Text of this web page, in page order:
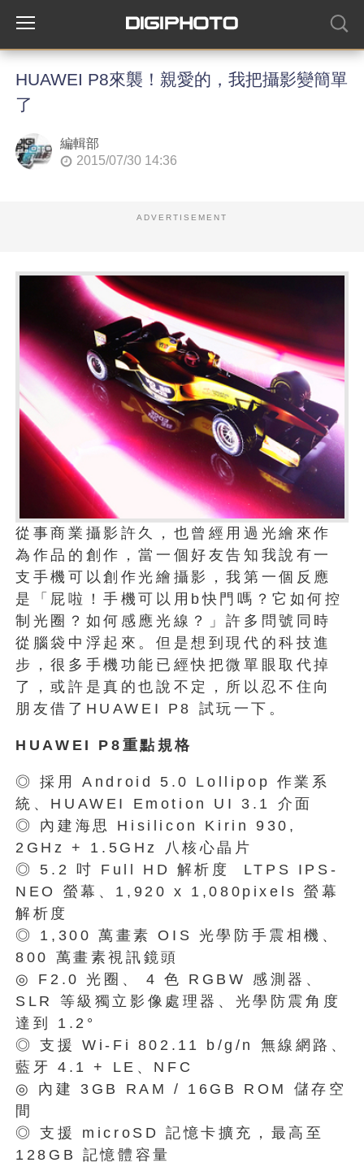
HUAWEI P8來襲！親愛的，我把攝影變簡單
了
編輯部
2015/07/30 14:36
ADVERTISEMENT
從事商業攝影許久，也曾經用過光繪來作
為作品的創作，當一個好友告知我說有一
支手機可以創作光繪攝影，我第一個反應
是「屁啦！手機可以用b快門嗎？它如何控
制光圈？如何感應光線？」許多問號同時
從腦袋中浮起來。但是想到現代的科技進
步，很多手機功能已經快把微單眼取代掉
了，或許是真的也說不定，所以忍不住向
朋友借了HUAWEI P8 試玩一下。
HUAWEI P8重點規格
◎ 採用 Android 5.0 Lollipop 作業系
統、HUAWEI Emotion UI 3.1 介面
◎ 內建海思 Hisilicon Kirin 930,
2GHz + 1.5GHz 八核心晶片
◎ 5.2 吋 Full HD 解析度 LTPS IPS-
NEO 螢幕、1,920 x 1,080pixels 螢幕
解析度
◎ 1,300 萬畫素 OIS 光學防手震相機、
800 萬畫素視訊鏡頭
◎ F2.0 光圈、 4 色 RGBW 感測器、
SLR 等級獨立影像處理器、光學防震角度
達到 1.2°
◎ 支援 Wi-Fi 802.11 b/g/n 無線網路、
藍牙 4.1 + LE、NFC
◎ 內建 3GB RAM / 16GB ROM 儲存空
間
◎ 支援 microSD 記憶卡擴充，最高至
128GB 記憶體容量